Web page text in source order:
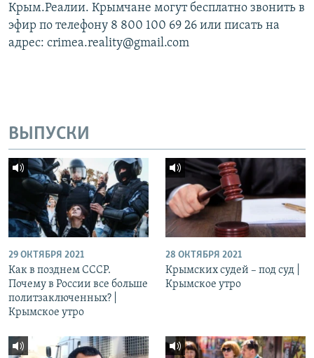
Крым.Реалии. Крымчане могут бесплатно звонить в
эфир по телефону 8 800 100 69 26 или писать на
адрес: crimea.reality@gmail.com
ВЫПУСКИ
29 ОКТЯБРЯ 2021
Как в позднем СССР.
Почему в России все больше
политзаключенных? |
Крымское утро
28 ОКТЯБРЯ 2021
Крымских судей – под суд |
Крымское утро